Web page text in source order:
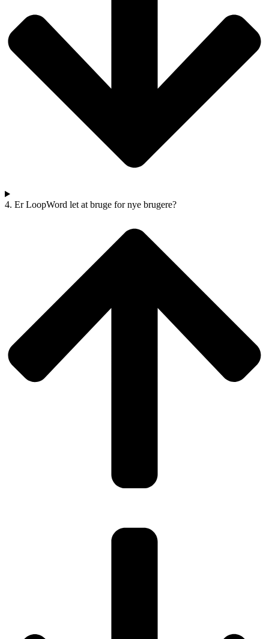
4. Er LoopWord let at bruge for nye brugere?